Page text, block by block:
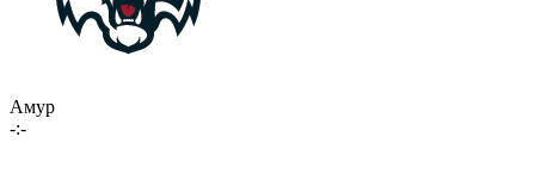
Амур
-:-